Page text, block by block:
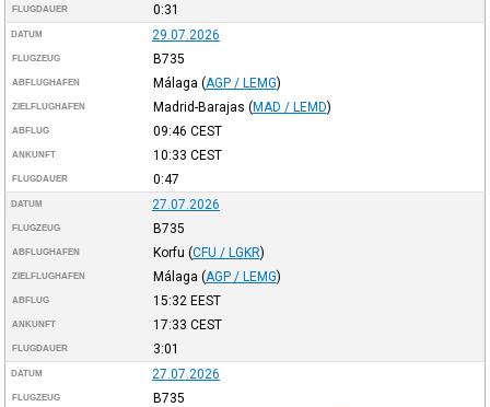
FLUGDAUER 0:31
DATUM 29.07.2026
FLUGZEUG B735
ABFLUGHAFEN Málaga (AGP / LEMG)
ZIELFLUGHAFEN Madrid-Barajas (MAD / LEMD)
ABFLUG 09:46 CEST
ANKUNFT 10:33 CEST
FLUGDAUER 0:47
DATUM 27.07.2026
FLUGZEUG B735
ABFLUGHAFEN Korfu (CFU / LGKR)
ZIELFLUGHAFEN Málaga (AGP / LEMG)
ABFLUG 15:32 EEST
ANKUNFT 17:33 CEST
FLUGDAUER 3:01
DATUM 27.07.2026
FLUGZEUG B735